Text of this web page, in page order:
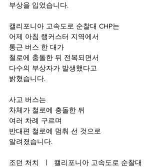
부상을 입었습니다.
캘리포니아 고속도로 순찰대 CHP는
어제 아침 랭커스터 지역에서
통근 버스 한 대가
철로에 충돌한 뒤 전복되면서
다수의 부상자가 발생했다고
밝혔습니다.
사고 버스는
차체가 철로에 충돌한 뒤
여러 차례 구르며
반대편 철로에 멈춰 선 것으로
알려졌습니다.
조던 처치  ㅣ  캘리포니아 고속도로 순찰대